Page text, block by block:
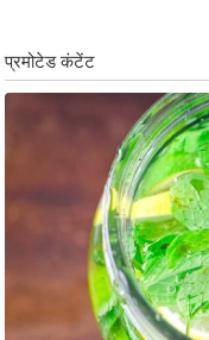
मी
क्षा
n